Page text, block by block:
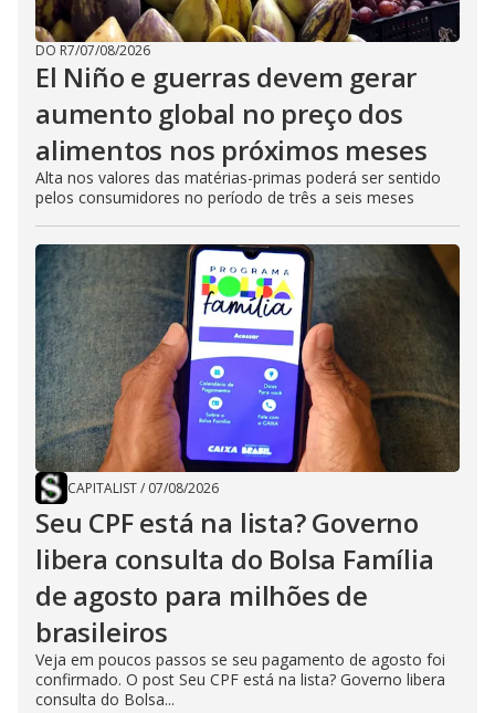
DO R7/07/08/2026
El Niño e guerras devem gerar
aumento global no preço dos
alimentos nos próximos meses
Alta nos valores das matérias-primas poderá ser sentido
pelos consumidores no período de três a seis meses
CAPITALIST/ 07/08/2026
Seu CPF está na lista? Governo
libera consulta do Bolsa Família
de agosto para milhões de
brasileiros
Veja em poucos passos se seu pagamento de agosto foi
confirmado. O post Seu CPF está na lista? Governo libera
consulta do Bolsa...